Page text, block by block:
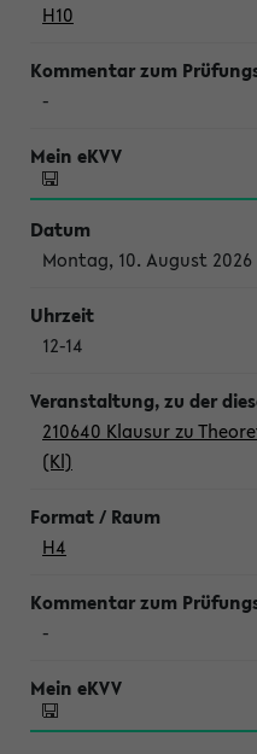
H10
-
Montag, 10. August 2026
12-14
210640 Klausur zu
(Kl)
H4
-